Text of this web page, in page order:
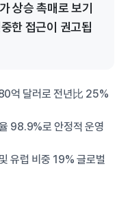
상승 촉매로 보기
한 접근이 권고됩
억 달러로 전년比 25%
98.9%로 안정적 운영
유럽 비중 19% 글로벌